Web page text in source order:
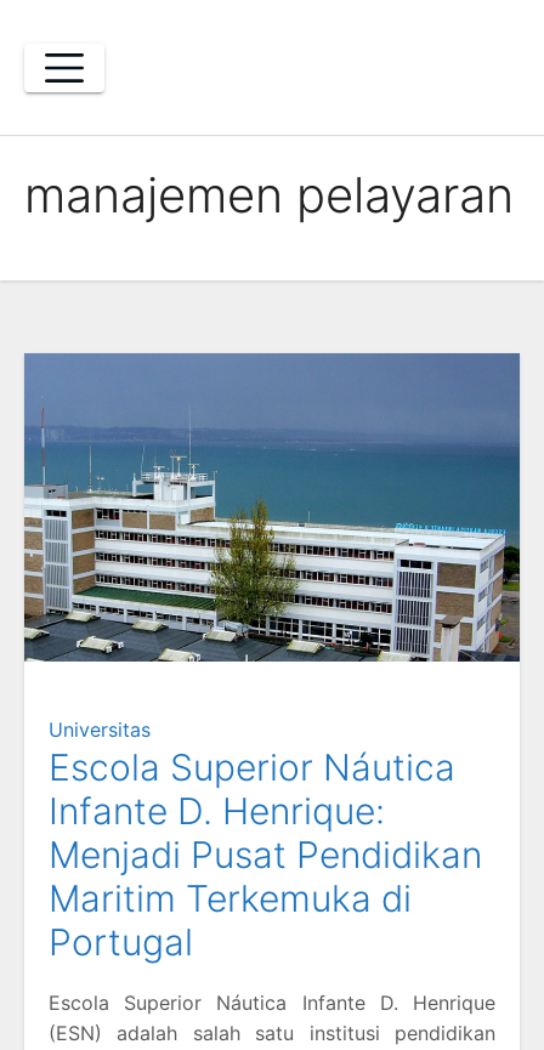
content
manajemen pelayaran
Universitas
Escola Superior Náutica
Infante D. Henrique:
Menjadi Pusat Pendidikan
Maritim Terkemuka di
Portugal
Escola Superior Náutica Infante D. Henrique
(ESN) adalah salah satu institusi pendidikan